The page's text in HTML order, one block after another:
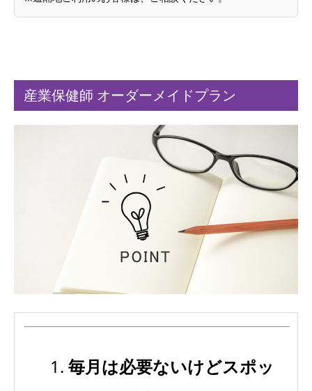
産業保健師 オーダーメイドプラン
毎月は必要ないけどスポッ